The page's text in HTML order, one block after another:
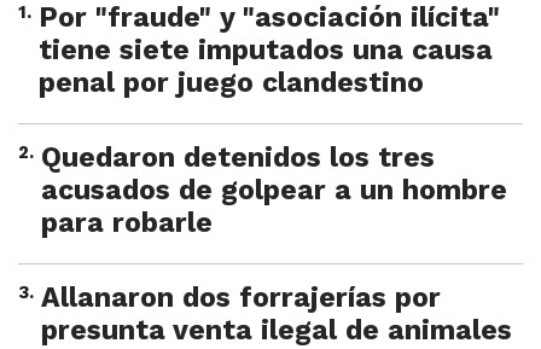
1. Por "fraude" y "asociación ilícita"
tiene siete imputados una causa
penal por juego clandestino
2. Quedaron detenidos los tres
acusados de golpear a un hombre
para robarle
3. Allanaron dos forrajerías por
presunta venta ilegal de animales